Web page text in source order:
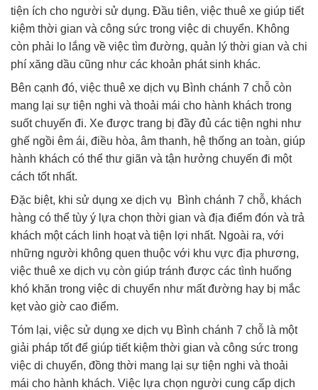
tiện ích cho người sử dụng. Đầu tiên, việc thuê xe giúp tiết
kiệm thời gian và công sức trong việc di chuyển. Không
còn phải lo lắng về việc tìm đường, quản lý thời gian và chi
phí xăng dầu cũng như các khoản phát sinh khác.
Bên cạnh đó, việc thuê xe dịch vụ Bình chánh 7 chỗ còn
mang lại sự tiện nghi và thoải mái cho hành khách trong
suốt chuyến đi. Xe được trang bị đầy đủ các tiện nghi như
ghế ngồi êm ái, điều hòa, âm thanh, hệ thống an toàn, giúp
hành khách có thể thư giãn và tận hưởng chuyến đi một
cách tốt nhất.
Đặc biệt, khi sử dụng xe dịch vụ Bình chánh 7 chỗ, khách
hàng có thể tùy ý lựa chọn thời gian và địa điểm đón và trả
khách một cách linh hoạt và tiện lợi nhất. Ngoài ra, với
những người không quen thuộc với khu vực địa phương,
việc thuê xe dịch vụ còn giúp tránh được các tình huống
khó khăn trong việc di chuyển như mất đường hay bị mắc
kẹt vào giờ cao điểm.
Tóm lại, việc sử dụng xe dịch vụ Bình chánh 7 chỗ là một
giải pháp tốt để giúp tiết kiệm thời gian và công sức trong
việc di chuyển, đồng thời mang lại sự tiện nghi và thoải
mái cho hành khách. Việc lựa chọn người cung cấp dịch